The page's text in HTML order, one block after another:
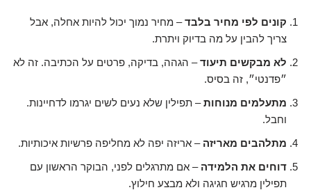
קונים לפי מחיר בלבד– מחיר נמוך יכול להיות אחלה, אבל
צריך להבין על מה בדיוק ויתרת.
לא מבקשים תיעוד– הגהה, בדיקה, פרטים על הכתיבה. זה לא
״פדנטי״, זה בסיס.
מתעלמים מנוחות– תפילין שלא נעים לשים יגרמו לדחיינות.
וחבל.
מתלהבים מאריזה – אריזה יפה לא מחליפה פרשיות איכותיות.
דוחים את הלמידה – אם מתרגלים לפני, הבוקר הראשון עם
תפילין מרגיש חגיגה ולא מבצע חילוץ.